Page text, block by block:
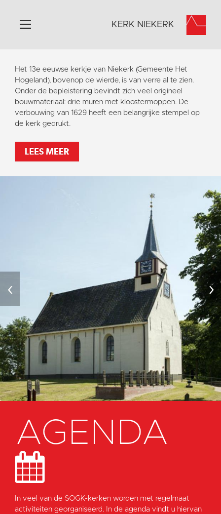
Home
Algemeen
Historie
Omgeving
Activiteiten
Steun ons
Contact
Vaktaal
KERK NIEKERK
Het 13e eeuwse kerkje van Niekerk (Gemeente Het
Hogeland), bovenop de wierde, is van verre al te zien.
Onder de bepleistering bevindt zich veel origineel
bouwmateriaal: drie muren met kloostermoppen. De
verbouwing van 1629 heeft een belangrijke stempel op
de kerk gedrukt.
LEES MEER
‹ ›
AGENDA
In veel van de SOGK-kerken worden met regelmaat
activiteiten georganiseerd. In de agenda vindt u hiervan